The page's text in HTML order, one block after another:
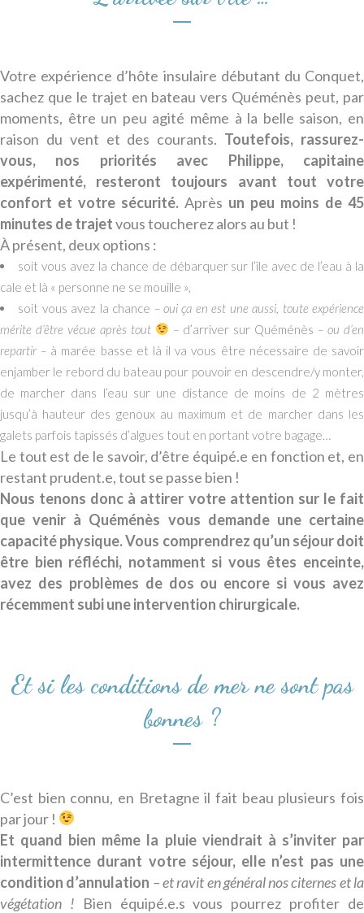
Votre expérience d’hôte insulaire débutant du Conquet,
sachez que le trajet en bateau vers Quéménès peut, par
moments, être un peu agité même à la belle saison, en
raison du vent et des courants. Toutefois, rassurez-
vous, nos priorités avec Philippe, capitaine
expérimenté, resteront toujours avant tout votre
confort et votre sécurité. Après un peu moins de 45
minutes de trajetvous toucherez alors au but !
À présent, deux options :
soit vous avez la chance de débarquer sur l’île avec de l’eau à la
cale et là « personne ne se mouille »,
soit vous avez la chance – oui ça en est une aussi, toute expérience
mérite d’être vécue après tout
– d’arriver sur Quéménès – ou d’en
repartir – à marée basse et là il va vous être nécessaire de savoir
enjamber le rebord du bateau pour pouvoir en descendre/y monter,
de marcher dans l’eau sur une distance de moins de 2 mètres
jusqu’à hauteur des genoux au maximum et de marcher dans les
galets parfois tapissés d’algues tout en portant votre bagage…
Le tout est de le savoir, d’être équipé.e en fonction et, en
restant prudent.e, tout se passe bien !
Nous tenons donc à attirer votre attention sur le fait
que venir à Quéménès vous demande une certaine
capacité physique.Vous comprendrez qu’un séjour doit
être bien réfléchi, notamment si vous êtes enceinte,
avez des problèmes de dos ou encore si vous avez
récemment subi une intervention chirurgicale.
Et si les conditions de mer ne sont pas
bonnes ?
C’est bien connu, en Bretagne il fait beau plusieurs fois
par jour !
Et quand bien même la pluie viendrait à s’inviter par
intermittence durant votre séjour, elle n’est pas une
condition d’annulation – et ravit en général nos citernes et la
végétation ! Bien équipé.e.s vous pourrez profiter de